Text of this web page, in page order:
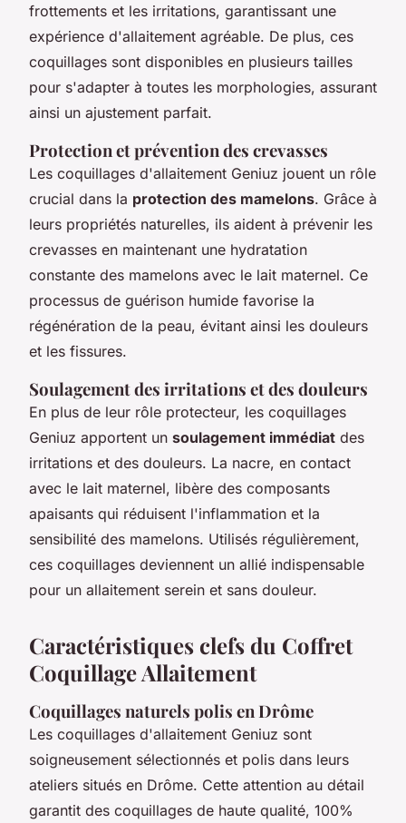
frottements et les irritations, garantissant une
expérience d'allaitement agréable. De plus, ces
coquillages sont disponibles en plusieurs tailles
pour s'adapter à toutes les morphologies, assurant
ainsi un ajustement parfait.
Protection et prévention des crevasses
Les coquillages d'allaitement Geniuz jouent un rôle
crucial dans la protection des mamelons. Grâce à
leurs propriétés naturelles, ils aident à prévenir les
crevasses en maintenant une hydratation
constante des mamelons avec le lait maternel. Ce
processus de guérison humide favorise la
régénération de la peau, évitant ainsi les douleurs
et les fissures.
Soulagement des irritations et des douleurs
En plus de leur rôle protecteur, les coquillages
Geniuz apportent un soulagement immédiat des
irritations et des douleurs. La nacre, en contact
avec le lait maternel, libère des composants
apaisants qui réduisent l'inflammation et la
sensibilité des mamelons. Utilisés régulièrement,
ces coquillages deviennent un allié indispensable
pour un allaitement serein et sans douleur.
Caractéristiques clefs du Coffret
Coquillage Allaitement
Coquillages naturels polis en Drôme
Les coquillages d'allaitement Geniuz sont
soigneusement sélectionnés et polis dans leurs
ateliers situés en Drôme. Cette attention au détail
garantit des coquillages de haute qualité, 100%